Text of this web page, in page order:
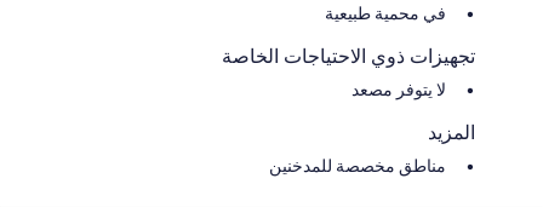
في محمية طبيعية
تجهيزات ذوي الاحتياجات الخاصة
لا يتوفر مصعد
المزيد
مناطق مخصصة للمدخنين